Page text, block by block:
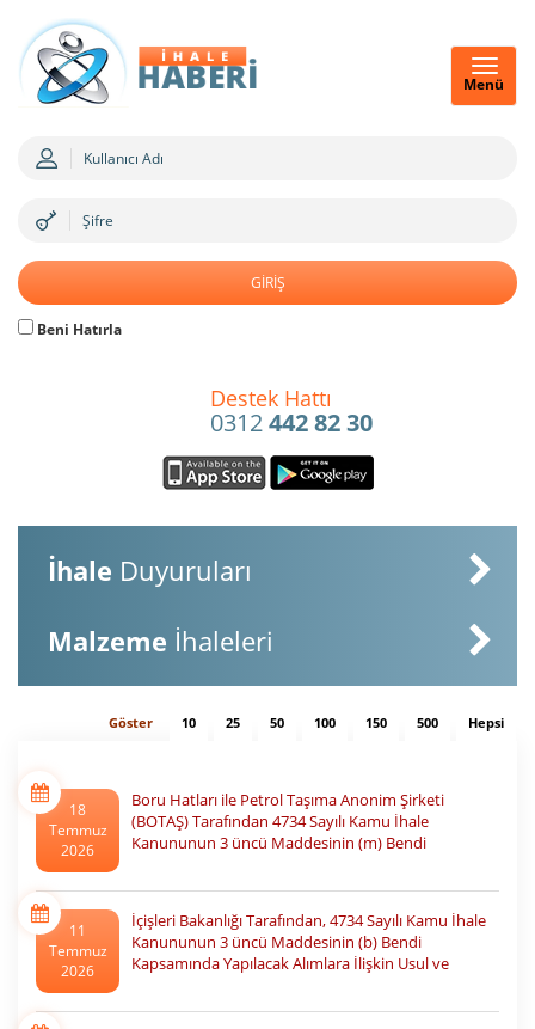
Menü
Beni Hatırla
Destek Hattı
0312442 82 30
İhale Duyuruları
Malzeme İhaleleri
Göster 10 25 50 100 150 500 Hepsi
18
Temmuz
2026
Boru Hatları ile Petrol Taşıma Anonim Şirketi
(BOTAŞ) Tarafından 4734 Sayılı Kamu İhale
Kanununun 3 üncü Maddesinin (m) Bendi
Esaslar (Karar Sayısı: 11549)
11
Temmuz
2026
İçişleri Bakanlığı Tarafından, 4734 Sayılı Kamu İhale
Kanununun 3 üncü Maddesinin (b) Bendi
Kapsamında Yapılacak Alımlara İlişkin Usul ve
Esaslar (Karar Sayısı: 11527)